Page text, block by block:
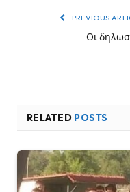
PREVIOUS
Οι
RELATED POSTS